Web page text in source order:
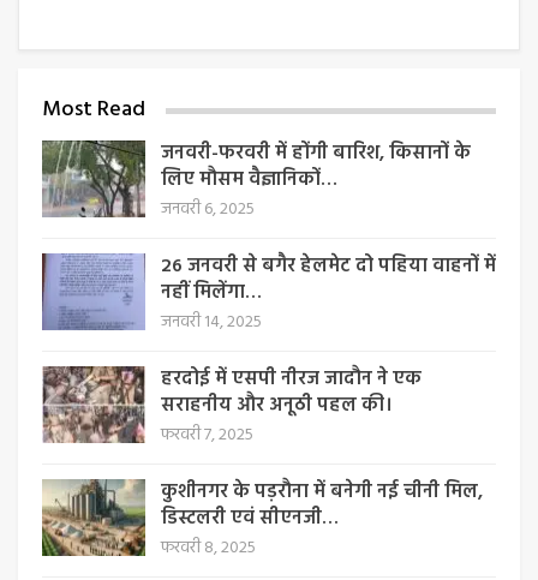
Most Read
जनवरी-फरवरी में होंगी बारिश, किसानों के
लिए मौसम वैज्ञानिकों…
जनवरी 6, 2025
26 जनवरी से बगैर हेलमेट दो पहिया वाहनों में
नहीं मिलेंगा…
जनवरी 14, 2025
हरदोई में एसपी नीरज जादौन ने एक
सराहनीय और अनूठी पहल की।
फरवरी 7, 2025
कुशीनगर के पड़रौना में बनेगी नई चीनी मिल,
डिस्टलरी एवं सीएनजी…
फरवरी 8, 2025